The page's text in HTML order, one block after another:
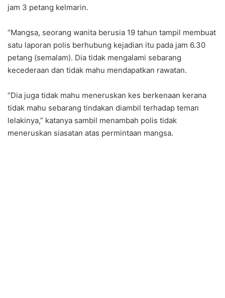
jam 3 petang kelmarin.
“Mangsa, seorang wanita berusia 19 tahun tampil membuat
satu laporan polis berhubung kejadian itu pada jam 6.30
petang (semalam). Dia tidak mengalami sebarang
kecederaan dan tidak mahu mendapatkan rawatan.
“Dia juga tidak mahu meneruskan kes berkenaan kerana
tidak mahu sebarang tindakan diambil terhadap teman
lelakinya,” katanya sambil menambah polis tidak
meneruskan siasatan atas permintaan mangsa.